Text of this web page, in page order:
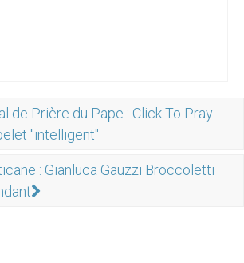
de Prière du Pape : Click To Pray
"intelligent"
: Gianluca Gauzzi Broccoletti